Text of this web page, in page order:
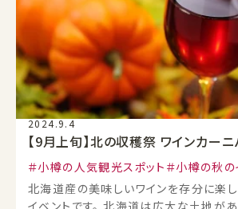
2024.9.4
【9月上旬】北の収穫祭 ワインカー
小樽の人気観光スポット
小樽の秋の
北海道産の美味しいワインを存分に楽し
イベントです。 北海道は広大な土地が